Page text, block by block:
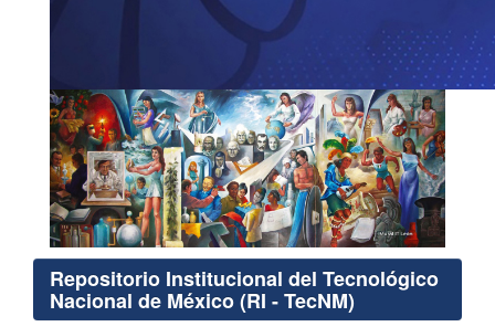
Repositorio Institucional del Tecnológico
Nacional de México (RI - TecNM)